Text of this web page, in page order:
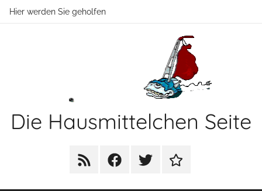
ZumHier werden Sie geholfen
Die Hausmittelchen Seite
RSS FacebookTwitter Newsletter